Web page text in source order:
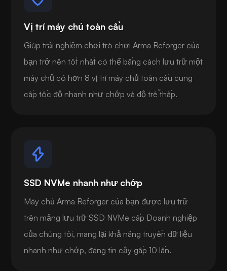
Vị trí máy chủ toàn cầu
Giúp trải nghiệm chơi trò chơi Arma Reforger của
bạn trở nên tốt nhất có thể bằng cách lưu trữ một
máy chủ có hơn 8 vị trí máy chủ toàn cầu cung
cấp tốc độ nhanh như chớp và độ trễ thấp.
SSD NVMe nhanh như chớp
Máy chủ Arma Reforger của bạn được lưu trữ
trên mảng lưu trữ SSD NVMe cấp Doanh nghiệp
của chúng tôi, mang lại khả năng truyền dữ liệu
nhanh như chớp, đáng tin cậy gấp 10 lần.